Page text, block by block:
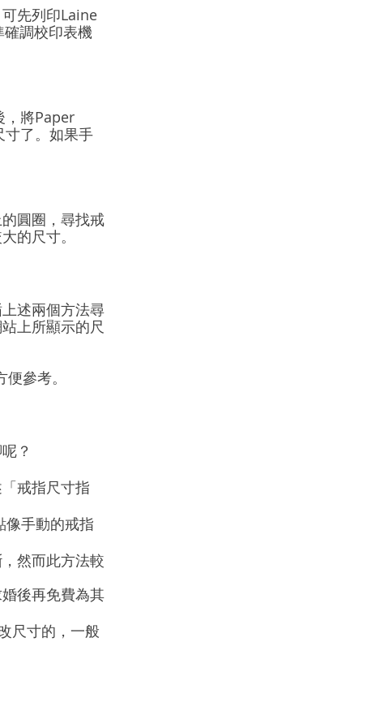
先列印Laine
確調校印表機
，將Paper
寸了。如果手
圓圈，尋找戒
的尺寸。
述兩個方法尋
上所顯示的尺
參考。
？
戒指尺寸指
像手動的戒指
然而此方法較
後再免費為其
尺寸的，一般